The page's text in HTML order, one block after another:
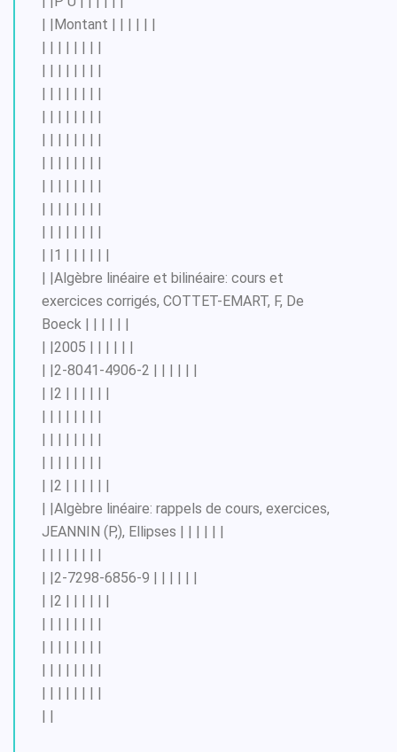
| |Montant | | | | | |
| | | | | | | |
| | | | | | | |
| | | | | | | |
| | | | | | | |
| | | | | | | |
| | | | | | | |
| | | | | | | |
| | | | | | | |
| | | | | | | |
| |1 | | | | | |
| |Algèbre linéaire et bilinéaire: cours et
exercices corrigés, COTTET-EMART, F, De
Boeck | | | | | |
| |2005 | | | | | |
| |2-8041-4906-2 | | | | | |
| |2 | | | | | |
| | | | | | | |
| | | | | | | |
| | | | | | | |
| |2 | | | | | |
| |Algèbre linéaire: rappels de cours, exercices,
JEANNIN (P,), Ellipses | | | | | |
| | | | | | | |
| |2-7298-6856-9 | | | | | |
| |2 | | | | | |
| | | | | | | |
| | | | | | | |
| | | | | | | |
| | | | | | | |
| |